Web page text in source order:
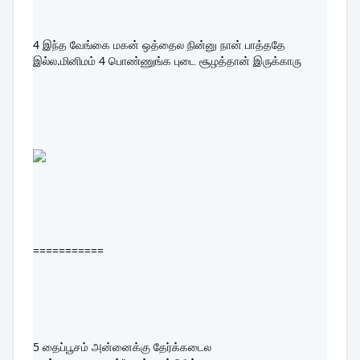
4 இந்த வேங்கை மகன் ஒத்தைல நின்னு நான் பாத்ததே
இல்ல.மினிமம் 4 பொண்ணுங்க புடை சூழத்தான் இருக்காரு
===========
5 தைப்பூசம் அன்னைக்கு தேர்க்கடைல